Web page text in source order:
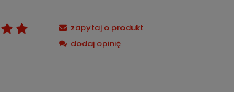
zapytaj o produkt
dodaj opinię